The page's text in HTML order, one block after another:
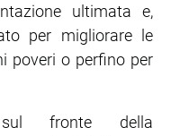
ultimata e,
per migliorare le
poveri o perfino per
fronte della